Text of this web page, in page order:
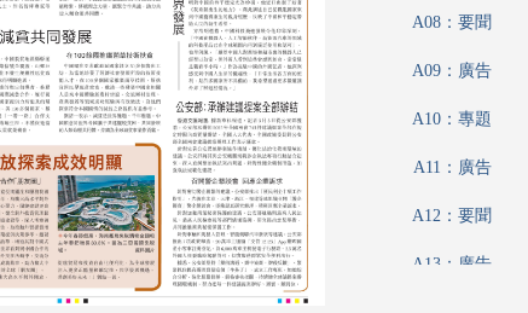
A08：要聞
A09：廣告
A10：專題
A11：廣告
A12：要聞
A13：廣告